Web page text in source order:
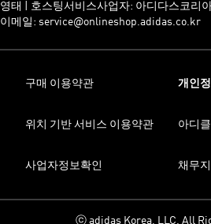
영태 | 호스팅서비스사업자: 아디다스코리
이메일: service@onlineshop.adidas.co.kr
구매 이용약관 개인
위치 기반 서비스 이용약관 아디
사업자정보확인 채무
ⓒ adidas Korea, LLC. All